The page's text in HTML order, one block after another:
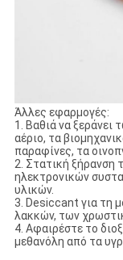
Άλλες εφαρμογές:
1. Βαθιά να
αέριο, τα
παραφίνες, τα
2. Στατική ξήρανση
ηλεκτρονικών
υλικών.
3. Desiccant για τη
λακκών, των
4. Αφαιρέστε το
μεθανόλη από τα